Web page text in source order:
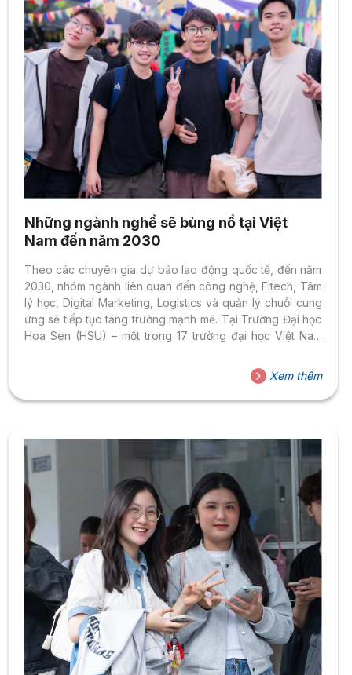
Những ngành nghề sẽ bùng nổ tại Việt
Nam đến năm 2030
Theo các chuyên gia dự báo lao động quốc tế, đến năm
2030, nhóm ngành liên quan đến công nghệ, Fitech, Tâm
lý học, Digital Marketing, Logistics và quản lý chuỗi cung
ứng sẽ tiếp tục tăng trưởng mạnh mẽ. Tại Trường Đại học
Hoa Sen (HSU) – một trong 17 trường đại học Việt Nam
thiết kế hiện đại, theo triết lý “Thực học – Thực làm”, đào
tạo gắn liền với thực tiễn, giúp sinh viên được học đúng
những ngành nghề hot và sẵn sàng thích...
Xem thêm